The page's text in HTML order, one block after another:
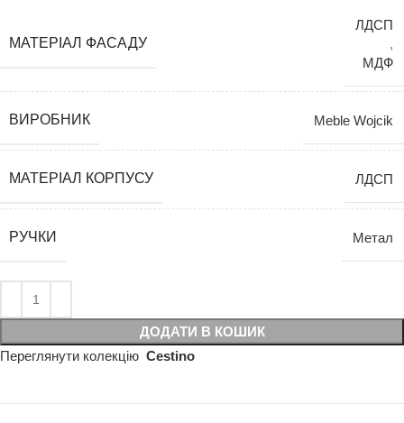
МАТЕРІАЛ ФАСАДУ
ЛДСП
,
МДФ
ВИРОБНИК Meble Wojcik
МАТЕРІАЛ КОРПУСУ ЛДСП
РУЧКИ Метал
ДОДАТИ В КОШИК
Переглянути колекцію Cestino